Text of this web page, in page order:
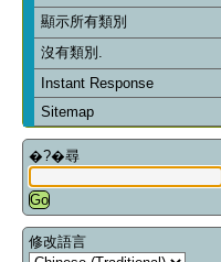
顯示所有類別
沒有類別.
Instant Response
Sitemap
�?�尋
修改語言